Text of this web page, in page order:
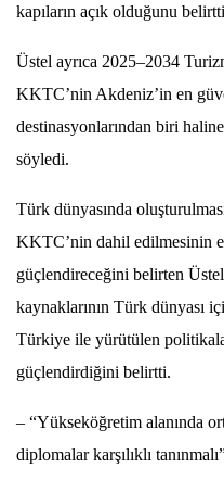
kapıların açık olduğunu
Üstel ayrıca 2025–2034
KKTC’nin Akdeniz’in en
destinasyonlarından biri
söyledi.
Türk dünyasında
KKTC’nin dahil edilmesinin
güçlendireceğini belirten
kaynaklarının Türk dünyası
Türkiye ile yürütülen
güçlendirdiğini belirtti.
– “Yükseköğretim alanında
diplomalar karşılıklı